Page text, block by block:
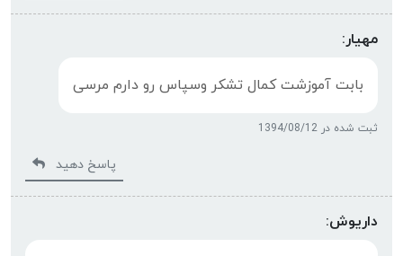
مهیار:
بابت آموزشت کمال تشکر وسپاس رو دارم مرسی
ثبت شده در 1394/08/12
پاسخ دهید
داریوش: